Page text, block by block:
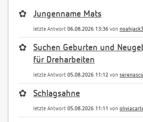
✿ Jungenname Mats
letzte Antwort 06.08.2026 13:36 von
✿
Suchen Geburten und
für Dreharbeiten
letzte Antwort 05.08.2026 11:12 von
✿ Schlagsahne
letzte Antwort 05.08.2026 11:11 von